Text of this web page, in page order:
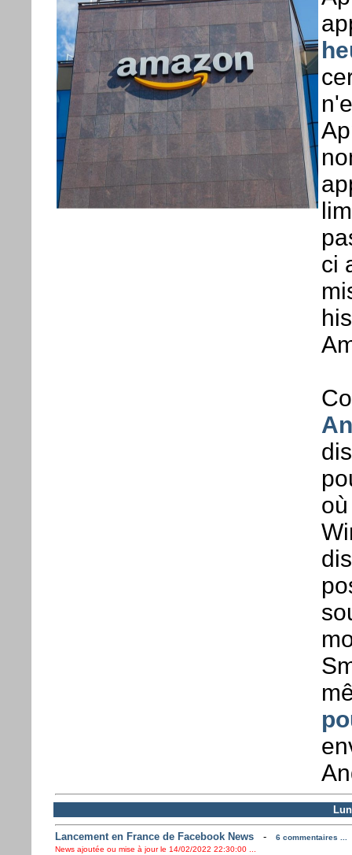
ci
Lancement en France de Facebook News-
6 commentaires ...
News ajoutée ou mise à jour le 14/02/2022 22:30:00 ...